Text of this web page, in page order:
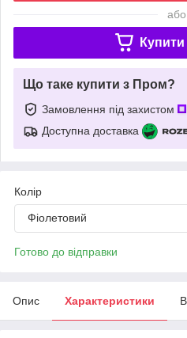
або
Купити
Що таке купити з Пром?
Замовлення під захистом
Доступна доставка
Колір
Фіолетовий
Готово до відправки
Опис Характеристики